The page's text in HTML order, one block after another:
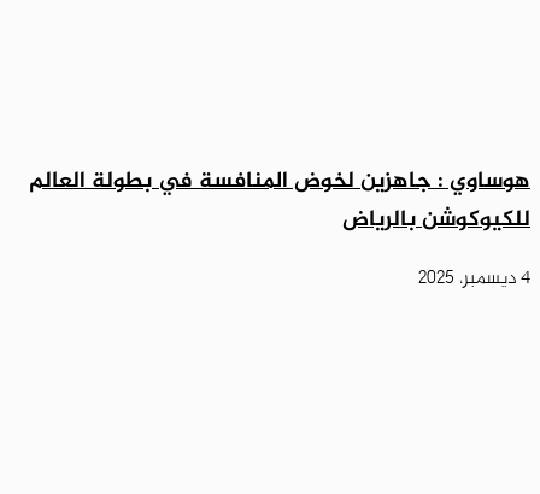
هوساوي : جاهزين لخوض المنافسة في بطولة العالم
للكيوكوشن بالرياض
4 ديسمبر، 2025